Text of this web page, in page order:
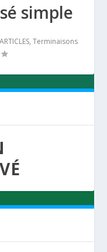
simple
ARTICLES,Terminaisons